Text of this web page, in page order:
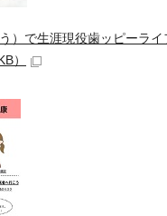
）で生涯現役歯ッピーラ
）